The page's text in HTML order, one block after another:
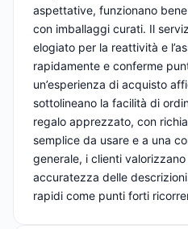
aspettative, funzionano
con imballaggi curati. Il
elogiato per la reattività e
rapidamente e conferme
un’esperienza di acquisto
sottolineano la facilità di
regalo apprezzato, con
semplice da usare e a una
generale, i clienti
accuratezza delle
rapidi come punti forti